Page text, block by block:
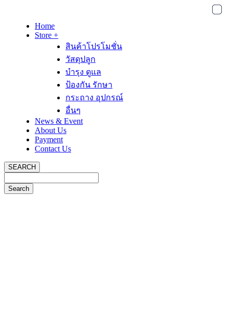
Home
Store +
สินค้าโปรโมชั่น
วัสดุปลูก
บำรุง ดูแล
ป้องกัน รักษา
กระถาง อุปกรณ์
อื่นๆ
News & Event
About Us
Payment
Contact Us
SEARCH